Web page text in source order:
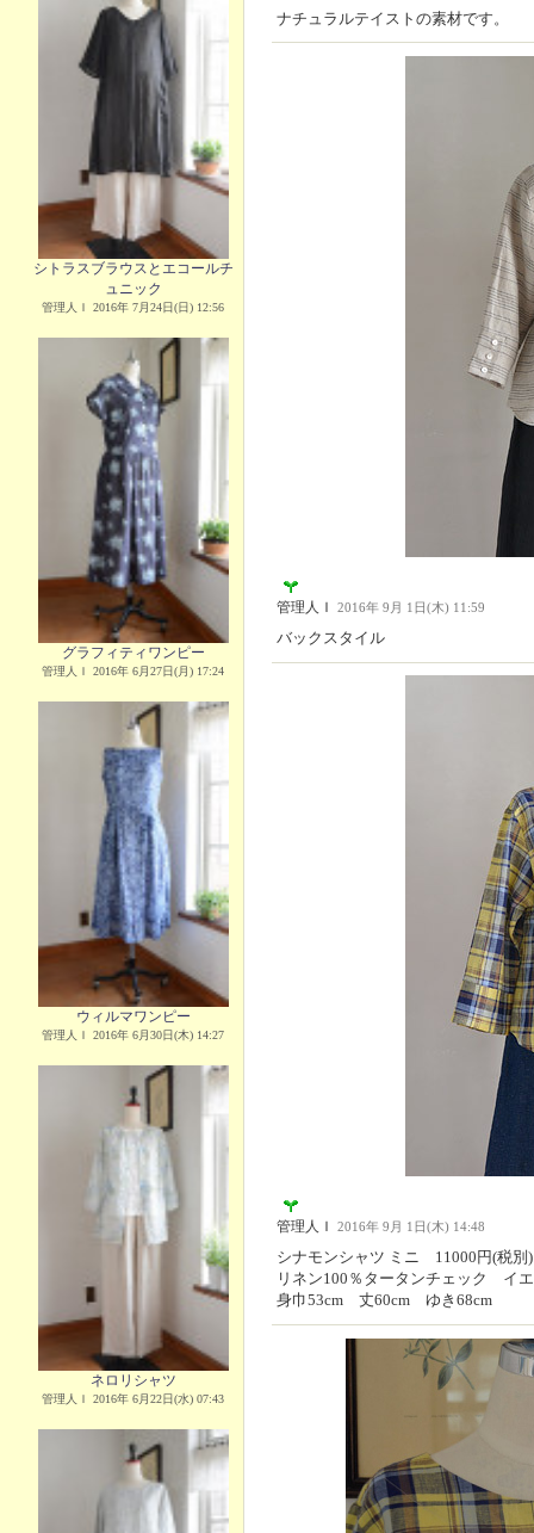
シトラスブラウスとエコールチ
ュニック
管理人Ｉ 2016年 7月24日(日) 12:56
グラフィティワンピー
管理人Ｉ 2016年 6月27日(月) 17:24
ウィルマワンピー
管理人Ｉ 2016年 6月30日(木) 14:27
ネロリシャツ
管理人Ｉ 2016年 6月22日(水) 07:43
ナチュラルテイストの素材です。
管理人Ｉ 2016年 9月 1日(木) 11:59
バックスタイル
管理人Ｉ 2016年 9月 1日(木) 14:48
シナモンシャツ ミニ 11000円(税別)
リネン100％タータンチェック イ
身巾53cm 丈60cm ゆき68cm